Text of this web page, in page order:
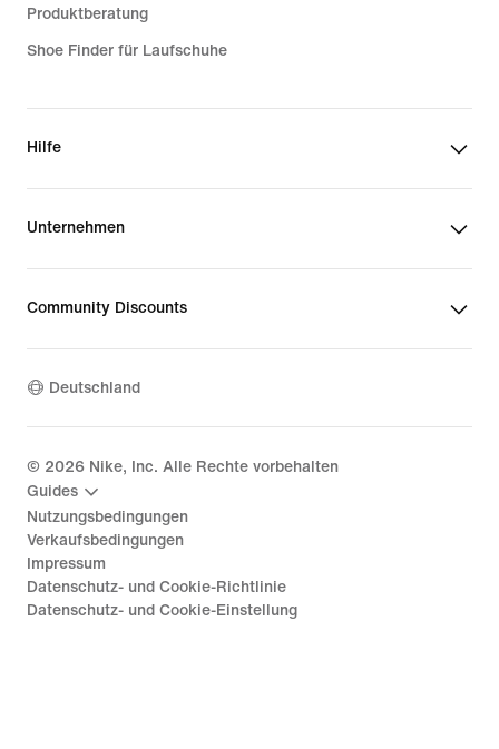
Produktberatung
Shoe Finder für Laufschuhe
Hilfe
Unternehmen
Community Discounts
Deutschland
© 2026 Nike, Inc. Alle Rechte vorbehalten
Guides
Nutzungsbedingungen
Verkaufsbedingungen
Impressum
Datenschutz- und Cookie-Richtlinie
Datenschutz- und Cookie-Einstellung